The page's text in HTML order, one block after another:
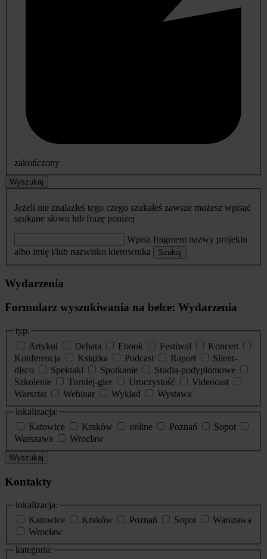
zakończony
Wyszukaj
Jeżeli nie znalazłeś tego czego szukałeś zawsze możesz wpisać
szukane słowo lub frazę poniżej
Wpisz fragment nazwy projektu
albo imię i/lub nazwisko kierownika
Szukaj
Wydarzenia
Formularz wyszukiwania na belce: Wydarzenia
typ:
Artykuł
Debata Ebook Festiwal
Koncert
Konferencja
Książka Podcast Raport
Silent-
disco
Spektakl Spotkanie
Studia-podyplomowe
Szkolenie
Turniej-gier Uroczystość
Videocast
Warsztat
Webinar Wykład
Wystawa
lokalizacja:
Katowice
Kraków online Poznań
Sopot
Warszawa
Wrocław
Wyszukaj
Kontakty
lokalizacja:
Katowice
Kraków Poznań Sopot
Warszawa
Wrocław
kategoria: